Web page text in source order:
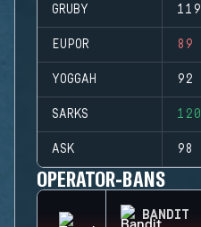
GRUBY 119
EUPOR 89
YOGGAH 92
SARKS 120
ASK 98
OPERATOR-BANS
BANDIT